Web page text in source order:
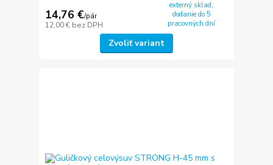
14,76 €/pár
12,00 € bez DPH
externý sklad,
dodanie do 5
pracovných dní
Zvoliť variant